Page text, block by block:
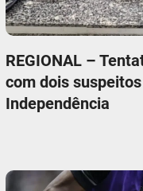
REGIONAL –
com dois
Independência